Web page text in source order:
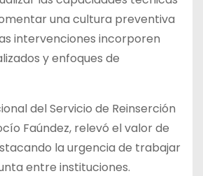
una cultura preventiva
intervenciones incorporen
y enfoques de
del Servicio de Reinserción
Faúndez, relevó el valor de
la urgencia de trabajar
entre instituciones.